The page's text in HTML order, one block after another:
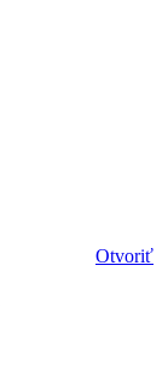
Otvoriť